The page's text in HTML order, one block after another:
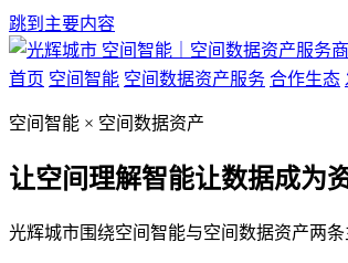
跳到主要内容
空间智能｜空间数据资产服务商
首页 空间智能 空间数据资产服务 合作生态
空间智能 × 空间数据资产
让空间理解智能让数据成为
光辉城市围绕空间智能与空间数据资产两